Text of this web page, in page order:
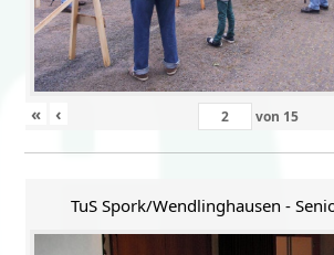
« ‹ von 15
TuS Spork/Wendlinghausen -